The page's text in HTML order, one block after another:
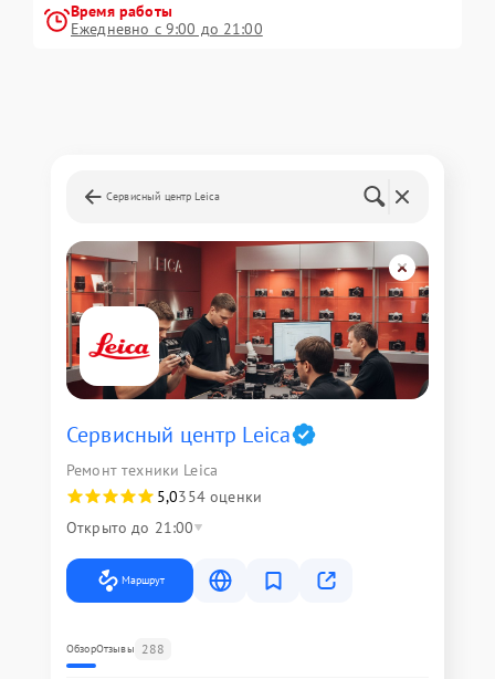
Время работы
Ежедневно с 9:00 до 21:00
Сервисный центр Leica
Сервисный центр Leica
Ремонт техники Leica
5,0354 оценки
Открыто до 21:00
Маршрут
ОбзорОтзывы 288